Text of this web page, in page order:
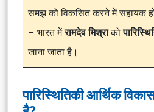
समझ को विकसित करने में सहायक
– भारत मेंरामदेव मिश्राको
जाना जाता है।
पारिस्थितिकी आर्थिक